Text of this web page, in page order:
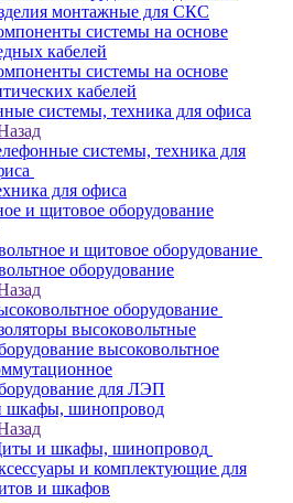
монтажные для СКС
системы на основе
кабелей
системы на основе
кабелей
системы, техника для офиса
системы, техника для
для офиса
и щитовое оборудование
и щитовое оборудование
оборудование
оборудование
высоковольтные
высоковольтное
для ЛЭП
шинопровод
и шкафы, шинопровод
и комплектующие для
и шкафов